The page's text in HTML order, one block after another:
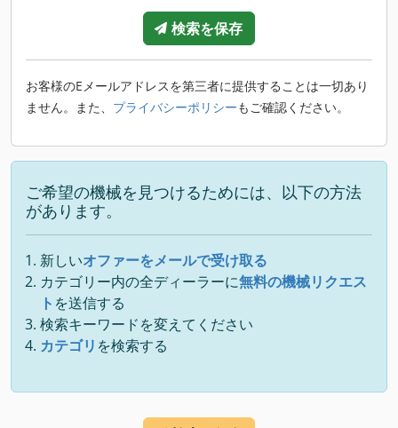
検索を保存
お客様のEメールアドレスを第三者に提供することは一切あり
ません。また、 プライバシーポリシーもご確認ください。
ご希望の機械を見つけるためには、以下の方法
があります。
新しいオファーをメールで受け取る
カテゴリー内の全ディーラーに無料の機械リクエス
ト を送信する
検索キーワードを変えてください
カテゴリ を検索する